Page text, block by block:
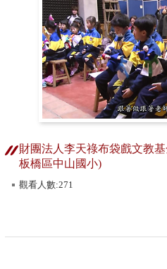
財團法人李天祿布袋戲文教
板橋區中山國小)
觀看人數:271